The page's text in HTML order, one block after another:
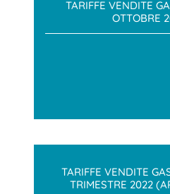
TARIFFE VENDITE
OTTOBRE
TARIFFE VENDITE
TRIMESTRE 2022